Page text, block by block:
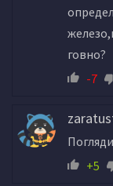
говно?
-7
+5